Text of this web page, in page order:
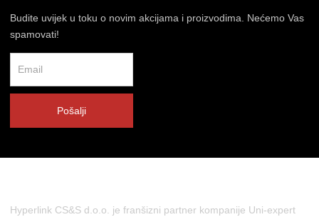
Budite uvijek u toku o novim akcijama i proizvodima. Nećemo Vas
spamovati!
Pošalji
Hyperlink CS&S d.o.o. je franšizni partner kompanije Uni-expert